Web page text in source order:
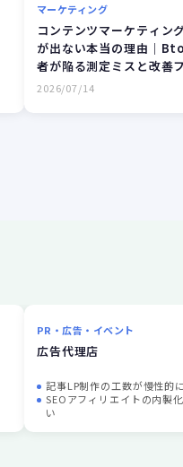
マーケティング
コンテンツマーケティン
が出ない本当の理由｜
者が陥る測定ミスと改善
2026/07/14
PR・広告・イベント
広告代理店
記事LP制作の工数が慢性的
SEOアフィリエイトの内製
い